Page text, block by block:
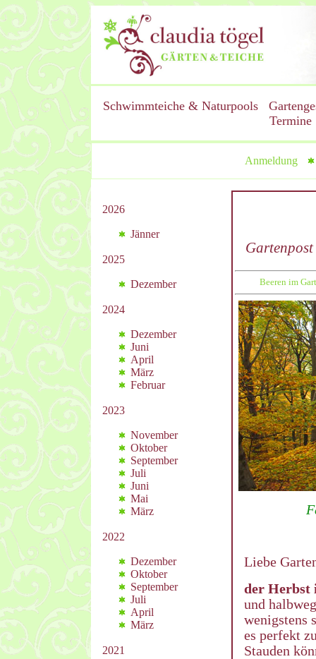
Schwimmteiche & Naturpools
Termine
Anmeldung
2026
Jänner
2025
Dezember
2024
Dezember
Juni
April
März
Februar
2023
November
Oktober
September
Juli
Juni
Mai
März
2022
Dezember
Oktober
September
Juli
April
März
2021
Beeren im
Liebe
der Herbst
und
wenigstens
es perfekt
Stauden